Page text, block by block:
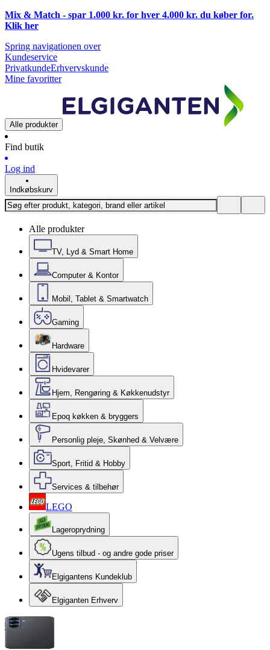
Mix & Match - spar 1.000 kr. for hver 4.000 kr. du køber for.
Klik her
Spring navigationen over
Kundeservice
PrivatkundeErhvervskunde
Mine favoritter
Alle produkter
Find butik
Log ind
Indkøbskurv
Alle produkter
TV, Lyd & Smart Home
Computer & Kontor
Mobil, Tablet & Smartwatch
Gaming
Hardware
Hvidevarer
Hjem, Rengøring & Køkkenudstyr
Epoq køkken & bryggers
Personlig pleje, Skønhed & Velvære
Sport, Fritid & Hobby
Services & tilbehør
LEGO
Lageroprydning
Ugens tilbud - og andre gode priser
Elgigantens Kundeklub
Elgiganten Erhverv